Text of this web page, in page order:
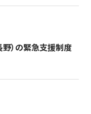
野）の緊急支援制度